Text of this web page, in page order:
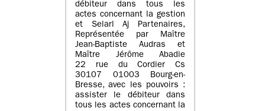
débiteur dans tous les
actes concernant la gestion
et Selarl Aj Partenaires,
Représentée par Maître
Jean-Baptiste Audras et
Maître Jérôme Abadie
22 rue du Cordier Cs
30107 01003 Bourg-en-
Bresse, avec les pouvoirs :
assister le débiteur dans
tous les actes concernant la